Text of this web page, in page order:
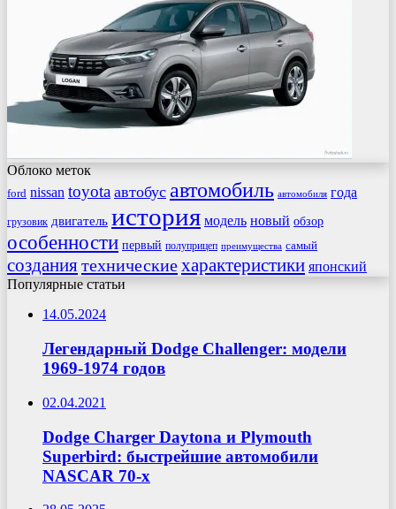
Облоко меток
ford nissan toyota автобус автомобиль автомобиля года
грузовик двигатель история модель новый обзор
особенности первый полуприцеп преимущества самый
созданиятехническиехарактеристики японский
Популярные статьи
14.05.2024
Легендарный Dodge Challenger: модели
1969-1974 годов
02.04.2021
Dodge Charger Daytona и Plymouth
Superbird: быстрейшие автомобили
NASCAR 70-х